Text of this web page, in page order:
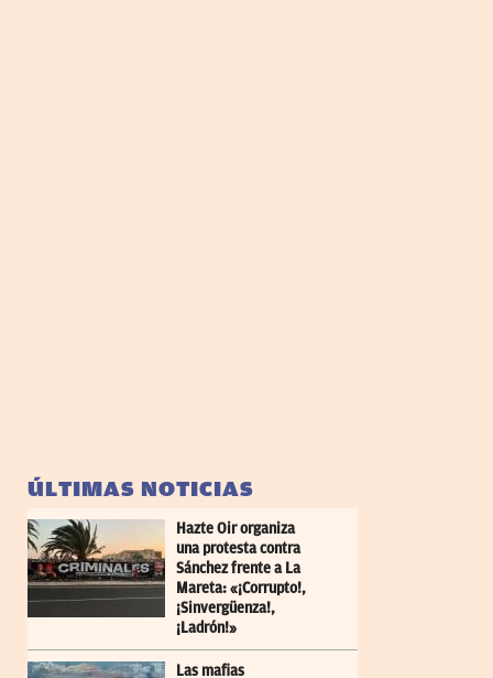
ÚLTIMAS NOTICIAS
Hazte Oir organiza
una protesta contra
Sánchez frente a La
Mareta: «¡Corrupto!,
¡Sinvergüenza!,
¡Ladrón!»
Las mafias